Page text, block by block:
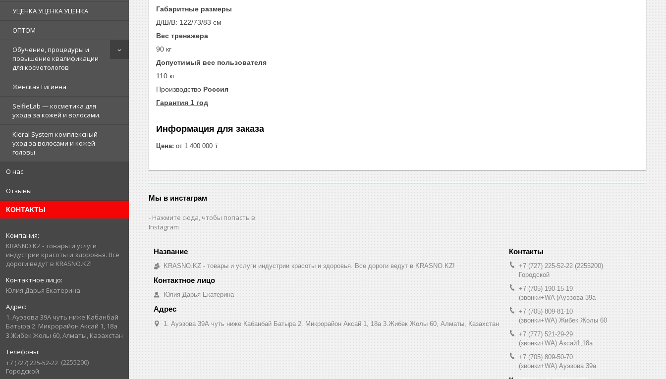
УЦЕНКА УЦЕНКА УЦЕНКА
ОПТОМ
Обучение, процедуры и
повышение квалификации
для косметологов
Женская Гигиена
SelfieLab — косметика для
ухода за кожей и волосами.
Kleral System комплексный
уход за волосами и кожей
головы
О нас
Отзывы
КОНТАКТЫ
KRASNO.KZ - товары и услуги
индустрии красоты и здоровья. Все
дороги ведут в KRASNO.KZ!
Юлия Дарья Екатерина
1. Ауэзова 39А чуть ниже Кабанбай
Батыра ㅤㅤㅤㅤㅤㅤㅤㅤㅤㅤㅤㅤㅤㅤ2. ​Микрорайон Аксай 1, 18а
3.Жибек Жолы 60, Алматы, Казахстан
+7 (727) 225-52-22 2255200
Городской
Габаритные размеры
Д/Ш/В: 122/73/83 см
Вес тренажера
90 кг
Допустимый вес пользователя
110 кг
Производство Россия
Гарантия 1 год
Информация для заказа
Цена: от 1 400 000 ₸
Мы в инстаграм
Нажмите сюда, чтобы попасть в
Instagram
KRASNO.KZ - товары и услуги индустрии красоты и здоровья. Все дороги ведут в KRASNO.KZ!
Юлия Дарья Екатерина
1. Ауэзова 39А чуть ниже Кабанбай Батыра ㅤㅤㅤㅤㅤㅤㅤㅤㅤㅤㅤㅤㅤㅤ2. ​Микрорайон Аксай 1, 18а 3.Жибек Жолы 60, Алматы, Казахстан
+7 (727) 225-52-22 2255200
Городской
+7 (705) 190-15-19
(звонки+WA )Ауэзова 39а
+7 (705) 809-81-10
(звонки+WA) Жибек Жолы 60
+7 (777) 521-29-29
(звонки+WA) Аксай1,18а
+7 (705) 809-50-70
(звонки+WA) Ауэзова 39а